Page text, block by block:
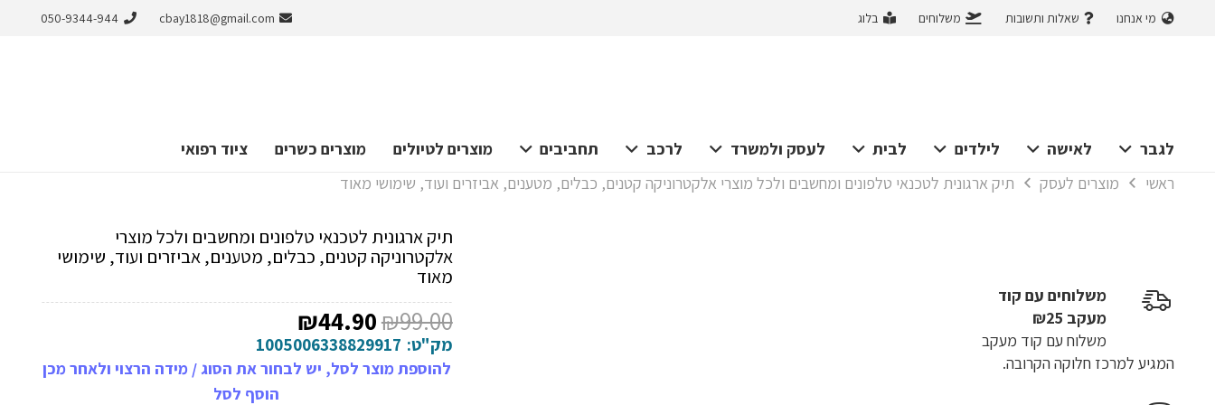
מי אנחנו שאלות ותשובות משלוחים בלוג cbay1818@gmail.com
050-9344-944
לגבר לאישה לילדים לבית לעסק ולמשרד לרכב תחביבים מוצרים לטיולים מוצרים כשרים
ציוד רפואי
ראשי
מוצרים לעסק תיק ארגונית לטכנאי טלפונים ומחשבים ולכל מוצרי אלקטרוניקה קטנים, כבלים, מטענים, אביזרים ועוד, שימושי מאוד
תיק ארגונית לטכנאי טלפונים ומחשבים ולכל מוצרי
אלקטרוניקה קטנים, כבלים, מטענים, אביזרים ועוד, שימושי
מאוד
₪99.00 המחיר
המקורי
היה:
₪44.90
הנוכחי
הוא:
₪44.90.
מק"ט: 1005006338829917
להוספת מוצר לסל, יש לבחור את הסוג / מידה הרצוי ולאחר מכן
הוסף לסל
משלוחים עם קוד
מעקב ₪25
משלוח​ עם קוד מעקב
המגיע למרכז חלוקה הקרובה.